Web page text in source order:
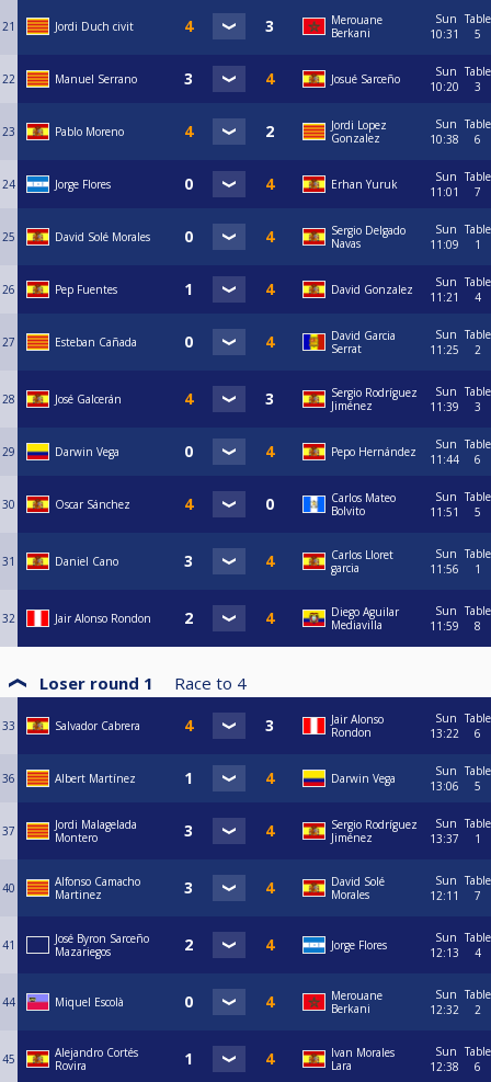
21 Jordi Duch civit
Merouane
Berkani
Sun
10:31
Table
5
22 Manuel Serrano Josué Sarceño
Sun
10:20
Table
3
23 Pablo Moreno
Jordi Lopez
Gonzalez
Sun
10:38
Table
6
24 Jorge Flores Erhan Yuruk
Sun
11:01
Table
7
25 David Solé Morales
Sergio Delgado
Navas
Sun
11:09
Table
1
26 Pep Fuentes David Gonzalez
Sun
11:21
Table
4
27 Esteban Cañada
David Garcia
Serrat
Sun
11:25
Table
2
28 José Galcerán
Sergio Rodríguez
Jiménez
Sun
11:39
Table
3
29 Darwin Vega Pepo Hernández
Sun
11:44
Table
6
30 Oscar Sánchez
Carlos Mateo
Bolvito
Sun
11:51
Table
5
31 Daniel Cano
Carlos Lloret
garcia
Sun
11:56
Table
1
32 Jair Alonso Rondon
Diego Aguilar
Mediavilla
Sun
11:59
Table
8
Loser round 1 Race to 4
33 Salvador Cabrera
Jair Alonso
Rondon
Sun
13:22
Table
6
36 Albert Martínez Darwin Vega
Sun
13:06
Table
5
37
Jordi Malagelada
Montero
Sergio Rodríguez
Jiménez
Sun
13:37
Table
1
40
Alfonso Camacho
Martinez
David Solé
Morales
Sun
12:11
Table
7
41
José Byron Sarceño
Mazariegos
Jorge Flores
Sun
12:13
Table
4
44 Miquel Escolà
Merouane
Berkani
Sun
12:32
Table
2
45
Alejandro Cortés
Rovira
Ivan Morales
Lara
Sun
12:38
Table
6